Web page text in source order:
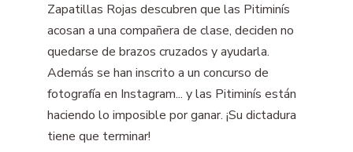
Zapatillas Rojas descubren que las Pitiminís
acosan a una compañera de clase, deciden no
quedarse de brazos cruzados y ayudarla.
Además se han inscrito a un concurso de
fotografía en Instagram... y las Pitiminís están
haciendo lo imposible por ganar. ¡Su dictadura
tiene que terminar!